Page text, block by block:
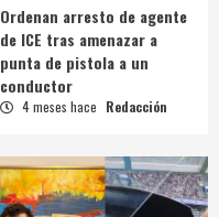
Ordenan arresto de agente
de ICE tras amenazar a
punta de pistola a un
conductor
4 meses hace Redacción